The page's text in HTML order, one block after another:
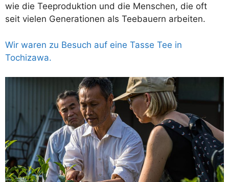
wie die Teeproduktion und die Menschen, die oft
seit vielen Generationen als Teebauern arbeiten.
Wir waren zu Besuch auf eine Tasse Tee in
Tochizawa.